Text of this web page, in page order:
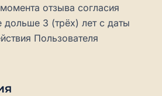
отзыва согласия
дольше 3 (трёх) лет с даты
Пользователя